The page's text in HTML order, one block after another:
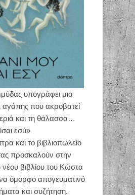
υπογράφει μια
αγάπης που ακροβατεί
και τη θάλασσα…
εσύ»
και το βιβλιοπωλείο
προσκαλούν στην
βιβλίου του Κώστα
όμορφο απογευματινό
και συζήτηση.